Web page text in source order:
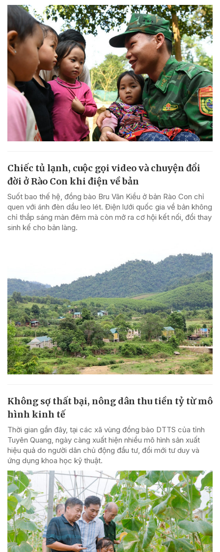
Chiếc tủ lạnh, cuộc gọi video và chuyện đổi
đời ở Rào Con khi điện về bản
Suốt bao thế hệ, đồng bào Bru Vân Kiều ở bản Rào Con chỉ
quen với ánh đèn dầu leo lét. Điện lưới quốc gia về bản không
chỉ thắp sáng màn đêm mà còn mở ra cơ hội kết nối, đổi thay
sinh kế cho bản làng.
Không sợ thất bại, nông dân thu tiền tỷ từ mô
hình kinh tế
Thời gian gần đây, tại các xã vùng đồng bào DTTS của tỉnh
Tuyên Quang, ngày càng xuất hiện nhiều mô hình sản xuất
hiệu quả do người dân chủ động đầu tư, đổi mới tư duy và
ứng dụng khoa học kỹ thuật.